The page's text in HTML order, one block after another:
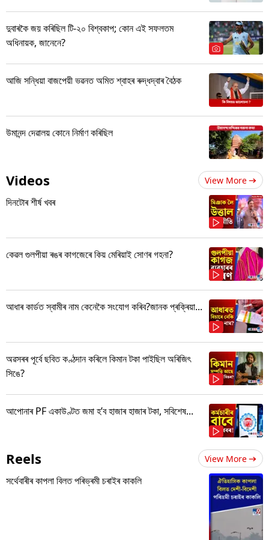
দুবাৰকৈ জয় কৰিছিল টি-২০ বিশ্বকাপ; কোন এই সফলতম
অধিনায়ক, জানেনে?
আজি সন্ধিয়া বাজপেয়ী ভৱনত অমিত শ্বাহৰ ৰুদ্ধদ্বাৰ বৈঠক
উমানন্দ দেৱালয় কোনে নিৰ্মাণ কৰিছিল
Videos View More
দিনটোৰ শীৰ্ষ খবৰ
কেৱল গুলপীয়া ৰঙৰ কাগজেৰে কিয় মেৰিয়াই সোণৰ গহনা?
আধাৰ কাৰ্ডত স্বামীৰ নাম কেনেকৈ সংযোগ কৰিব?জানক প্ৰক্ৰিয়া...
অৱসৰৰ পূৰ্বে ছবিত কণ্ঠদান কৰিলে কিমান টকা পাইছিল অৰিজিৎ
সিঙে?
আপোনাৰ PF একাউণ্টত জমা হ’ব হাজাৰ হাজাৰ টকা, সবিশেষ...
Reels View More
সৰ্থেবাৰীৰ কাপলা বিলত পৰিভ্ৰমী চৰাইৰ কাকলি